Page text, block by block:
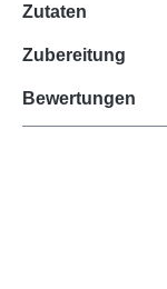
Zutaten
Zubereitung
Bewertungen